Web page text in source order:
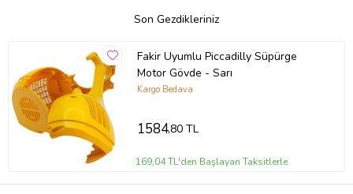
Son Gezdikleriniz
Fakir Uyumlu Piccadilly Süpürge
Motor Gövde - Sarı
Kargo Bedava
1584,80 TL
169,04 TL'den Başlayan Taksitlerle